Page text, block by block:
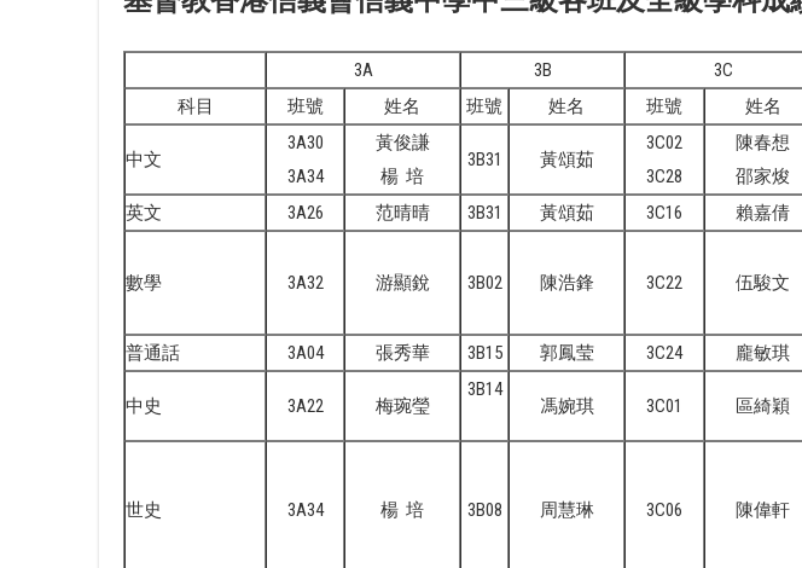
3A 3B 3C
科目
班號 姓名 班號 姓名 班號 姓名
中文
3A30
3A34
黃俊謙
楊 培
3B31 黃頌茹
3C02
3C28
陳春想
邵家焌
英文 3A26 范晴晴 3B31 黃頌茹 3C16 賴嘉倩
數學 3A32 游顯銳 3B02 陳浩鋒 3C22 伍駿文
普通話
3A04 張秀華 3B15 郭鳳莹 3C24 龐敏琪
中史 3A22 梅琬瑩
3B14
馮婉琪 3C01 區綺穎
世史 3A34 楊 培 3B08 周慧琳 3C06 陳偉軒